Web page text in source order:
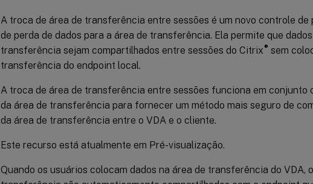
A troca de área de transferência entre sessões é um novo controle
de perda de dados para a área de transferência. Ela permite que
transferência sejam compartilhados entre sessões do Citrix® sem
transferência do endpoint local.
A troca de área de transferência entre sessões funciona em conjunto
da área de transferência para fornecer um método mais seguro de
da área de transferência entre o VDA e o cliente.
Este recurso está atualmente em Pré-visualização.
Quando os usuários colocam dados na área de transferência do VDA,